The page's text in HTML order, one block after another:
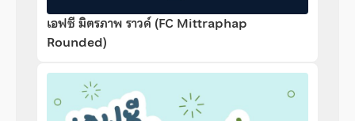
เอฟซี มิตรภาพ ราวด์ (FC Mittraphap
Rounded)